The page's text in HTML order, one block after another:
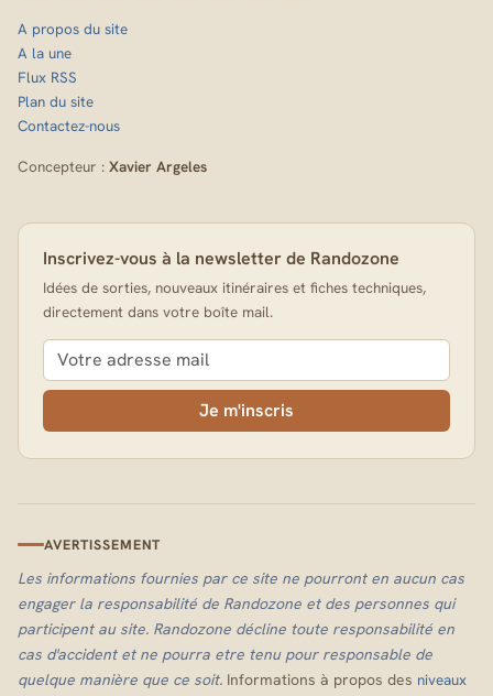
A propos du site
A la une
Flux RSS
Plan du site
Contactez-nous
Concepteur : Xavier Argeles
Inscrivez-vous à la newsletter de Randozone
Idées de sorties, nouveaux itinéraires et fiches techniques,
directement dans votre boîte mail.
Je m'inscris
AVERTISSEMENT
Les informations fournies par ce site ne pourront en aucun cas
engager la responsabilité de Randozone et des personnes qui
participent au site. Randozone décline toute responsabilité en
cas d'accident et ne pourra etre tenu pour responsable de
quelque manière que ce soit. Informations à propos des niveaux